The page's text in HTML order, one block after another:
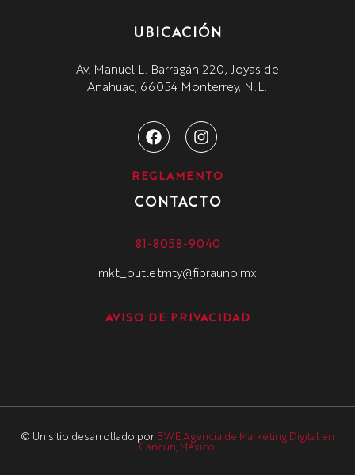
UBICACIÓN
Av. Manuel L. Barragán 220, Joyas de
Anahuac, 66054 Monterrey, N.L.
REGLAMENTO
CONTACTO
81-8058-9040
mkt_outletmty@fibrauno.mx
AVISO DE PRIVACIDAD
© Un sitio desarrollado por BWE Agencia de Marketing Digital en
Cancún, México.